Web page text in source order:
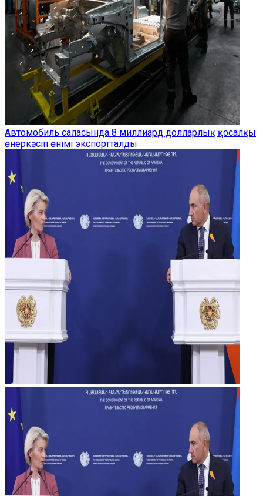
Автомобиль саласында 8 миллиард долларлық қосалқы
өнеркәсіп өнімі экспортталды